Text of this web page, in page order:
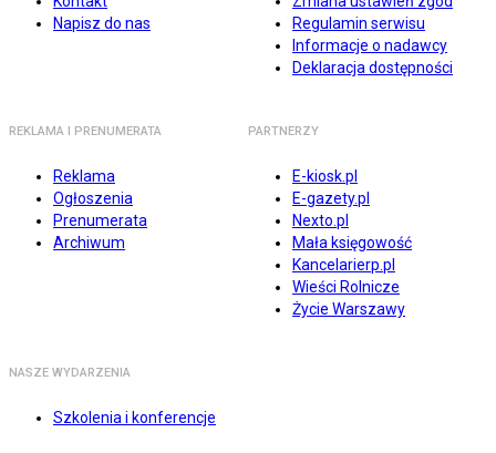
Napisz do nas
Regulamin serwisu
Informacje o nadawcy
Deklaracja dostępności
REKLAMA I PRENUMERATA
Reklama
Ogłoszenia
Prenumerata
Archiwum
PARTNERZY
E-kiosk.pl
E-gazety.pl
Nexto.pl
Mała księgowość
Kancelarierp.pl
Wieści Rolnicze
Życie Warszawy
NASZE WYDARZENIA
Szkolenia i konferencje